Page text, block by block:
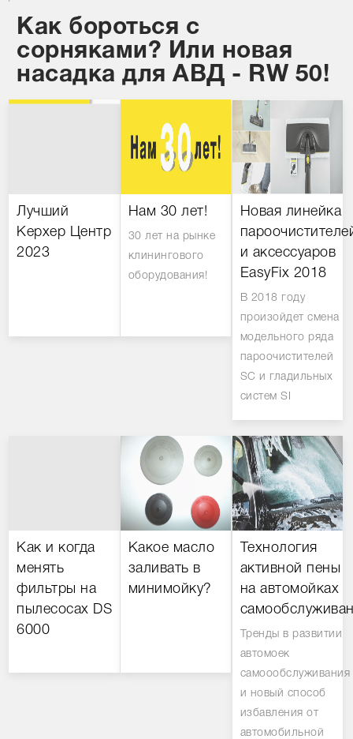
Как бороться с
сорняками? Или новая
насадка для АВД - RW 50!
Лучший
Керхер Центр
2023
Нам 30 лет!
30 лет на рынке
клинингового
оборудования!
Новая линейка
и аксессуаров
EasyFix 2018
В 2018 году
произойдет смена
модельного ряда
пароочистителей
SC и гладильных
систем SI
Как и когда
менять
фильтры на
пылесосах DS
6000
Какое масло
заливать в
минимойку?
Технология
активной пены
на автомойках
Тренды в развитии
автомоек
самоообслуживания
и новый способ
избавления от
автомобильной